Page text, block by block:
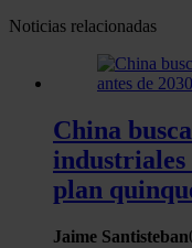
Noticias relacionadas
China
industriales
plan
Jaime Santisteban